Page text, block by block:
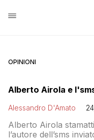
OPINIONI
Alberto Airola e
Alessandro D'Amato
Alberto Airola
l’autore dell’sms